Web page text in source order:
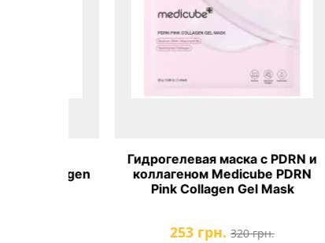
Гидрогелевая маска с PDRN и
коллагеном Medicube PDRN
Pink Collagen Gel Mask
253 грн. 320 грн.